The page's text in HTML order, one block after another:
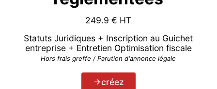
249.9 € HT
Statuts Juridiques + Inscription au Guichet
entreprise + Entretien Optimisation fiscale
Hors frais greffe / Parution d'annonce légale
créez